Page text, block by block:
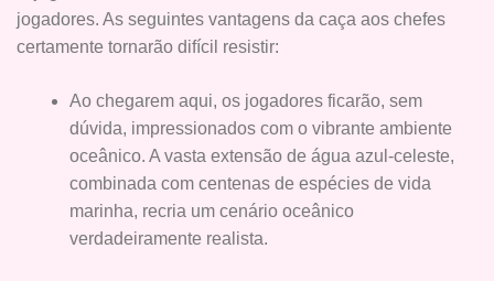
jogadores. As seguintes vantagens da caça aos chefes
certamente tornarão difícil resistir:
Ao chegarem aqui, os jogadores ficarão, sem
dúvida, impressionados com o vibrante ambiente
oceânico. A vasta extensão de água azul-celeste,
combinada com centenas de espécies de vida
marinha, recria um cenário oceânico
verdadeiramente realista.